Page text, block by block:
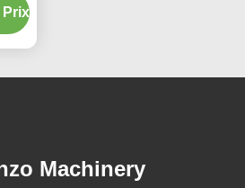
Prix
Machinery